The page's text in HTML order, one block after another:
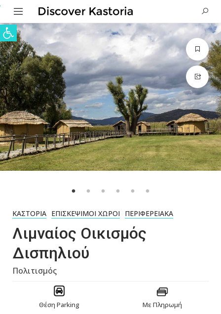
Ανοίξτε τη γραμμή εργαλείων
ΚΑΣΤΟΡΙΆ ΕΠΙΣΚΈΨΙΜΟΙ ΧΏΡΟΙ ΠΕΡΙΦΕΡΕΙΑΚΆ
Λιμναίος Οικισμός
Δισπηλιού
Πολιτισμός
Θέση Parking Με Πληρωμή